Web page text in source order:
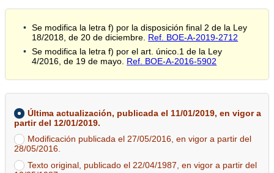
Se modifica la letra f) por la disposición final 2 de la Ley
18/2018, de 20 de diciembre. Ref. BOE-A-2019-2712
Se modifica la letra f) por el art. único.1 de la Ley
4/2016, de 19 de mayo. Ref. BOE-A-2016-5902
Última actualización, publicada el 11/01/2019, en vigor a
partir del 12/01/2019.
Modificación publicada el 27/05/2016, en vigor a partir del
28/05/2016.
Texto original, publicado el 22/04/1987, en vigor a partir del